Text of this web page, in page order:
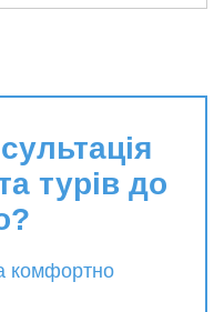
турів до
комфортно